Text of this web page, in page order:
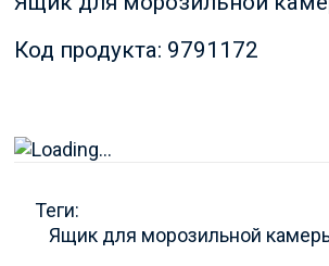
Код продукта: 9791172
Теги:
Ящик для морозильной